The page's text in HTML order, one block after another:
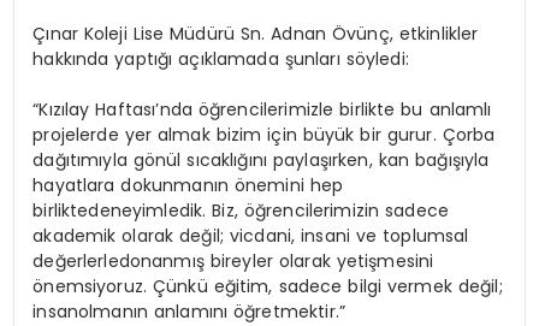
Çınar Koleji LiseMüdürü Sn. Adnan Övünç, etkinlikler
hakkında yaptığı açıklamada şunları söyledi:
“Kızılay Haftası’nda öğrencilerimizle birlikte bu anlamlı
projelerde yer almak bizim için büyük bir gurur. Çorba
dağıtımıyla gönül sıcaklığını paylaşırken, kan bağışıyla
hayatlara dokunmanın önemini hep
birliktedeneyimledik. Biz, öğrencilerimizin sadece
akademik olarak değil; vicdani,insani ve toplumsal
değerlerledonanmış bireyler olarak yetişmesini
önemsiyoruz. Çünkü eğitim, sadece bilgi vermek değil;
insanolmanın anlamını öğretmektir.”